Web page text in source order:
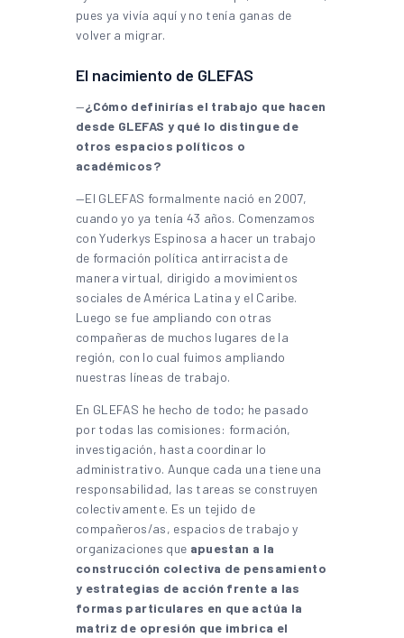
pues ya vivía aquí y no tenía ganas de
volver a migrar.
El nacimiento de GLEFAS
—¿Cómo definirías el trabajo que hacen
desde GLEFAS y qué lo distingue de
otros espacios políticos o
académicos?
—El GLEFAS formalmente nació en 2007,
cuando yo ya tenía 43 años. Comenzamos
con Yuderkys Espinosa a hacer un trabajo
de formación política antirracista de
manera virtual, dirigido a movimientos
sociales de América Latina y el Caribe.
Luego se fue ampliando con otras
compañeras de muchos lugares de la
región, con lo cual fuimos ampliando
nuestras líneas de trabajo.
En GLEFAS he hecho de todo; he pasado
por todas las comisiones: formación,
investigación, hasta coordinar lo
administrativo. Aunque cada una tiene una
responsabilidad, las tareas se construyen
colectivamente. Es un tejido de
compañeros/as, espacios de trabajo y
organizaciones que apuestan a la
construcción colectiva de pensamiento
y estrategias de acción frente a las
formas particulares en que actúa la
matriz de opresión que imbrica el